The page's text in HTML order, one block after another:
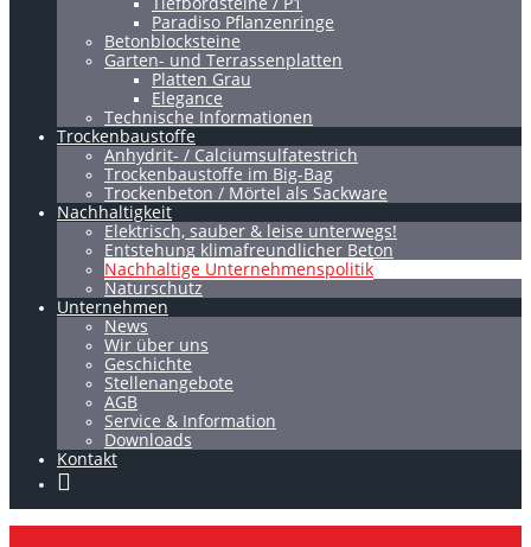
Paradiso Pflanzenringe
Betonblocksteine
Garten- und Terrassenplatten
Platten Grau
Elegance
Technische Informationen
Trockenbaustoffe
Anhydrit- / Calciumsulfatestrich
Trockenbaustoffe im Big-Bag
Trockenbeton / Mörtel als Sackware
Nachhaltigkeit
Elektrisch, sauber & leise unterwegs!
Entstehung klimafreundlicher Beton
Nachhaltige Unternehmenspolitik
Naturschutz
Unternehmen
News
Wir über uns
Geschichte
Stellenangebote
AGB
Service & Information
Downloads
Kontakt